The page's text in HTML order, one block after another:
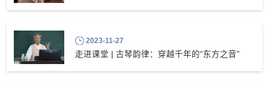
2023-11-27
走进课堂 | 古琴韵律：穿越千年的“东方之音"